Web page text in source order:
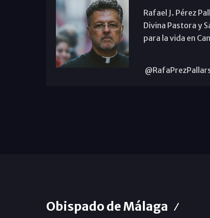
Rafael J. Pérez
Divina Pastora y
para la vida en
Obispado de Málaga